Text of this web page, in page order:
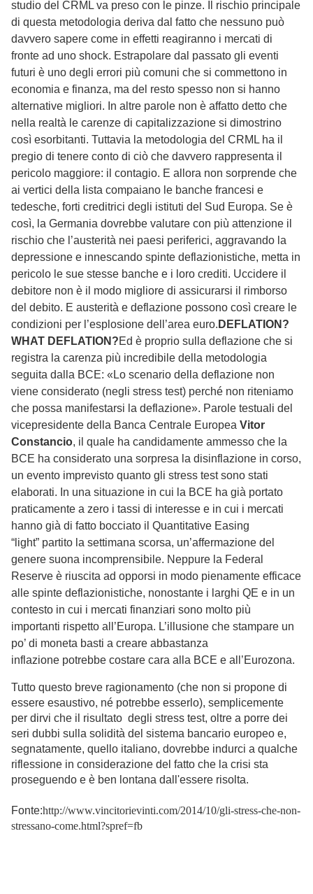
studio del CRML va preso con le pinze. Il rischio principale
di questa metodologia deriva dal fatto che nessuno può
davvero sapere come in effetti reagiranno i mercati di
fronte ad uno shock. Estrapolare dal passato gli eventi
futuri è uno degli errori più comuni che si commettono in
economia e finanza, ma del resto spesso non si hanno
alternative migliori. In altre parole non è affatto detto che
nella realtà le carenze di capitalizzazione si dimostrino
così esorbitanti. Tuttavia la metodologia del CRML ha il
pregio di tenere conto di ciò che davvero rappresenta il
pericolo maggiore: il contagio. E allora non sorprende che
ai vertici della lista compaiano le banche francesi e
tedesche, forti creditrici degli istituti del Sud Europa. Se è
così, la Germania dovrebbe valutare con più attenzione il
rischio che l’austerità nei paesi periferici, aggravando la
depressione e innescando spinte deflazionistiche, metta in
pericolo le sue stesse banche e i loro crediti. Uccidere il
debitore non è il modo migliore di assicurarsi il rimborso
del debito. E austerità e deflazione possono così creare le
condizioni per l’esplosione dell’area euro. DEFLATION?
WHAT DEFLATION?Ed è proprio sulla deflazione che si
registra la carenza più incredibile della metodologia
seguita dalla BCE: «Lo scenario della deflazione non
viene considerato (negli stress test) perché non riteniamo
che possa manifestarsi la deflazione». Parole testuali del
vicepresidente della Banca Centrale Europea Vitor
Constancio, il quale ha candidamente ammesso che la
BCE ha considerato una sorpresa la disinflazione in corso,
un evento imprevisto quanto gli stress test sono stati
elaborati. In una situazione in cui la BCE ha già portato
praticamente a zero i tassi di interesse e in cui i mercati
hanno già di fatto bocciato il Quantitative Easing
“light” partito la settimana scorsa, un’affermazione del
genere suona incomprensibile. Neppure la Federal
Reserve è riuscita ad opporsi in modo pienamente efficace
alle spinte deflazionistiche, nonostante i larghi QE e in un
contesto in cui i mercati finanziari sono molto più
importanti rispetto all’Europa. L’illusione che stampare un
po’ di moneta basti a creare abbastanza
inflazione potrebbe costare cara alla BCE e all’Eurozona.
Tutto questo breve ragionamento (che non si propone di
essere esaustivo, né potrebbe esserlo), semplicemente
per dirvi che il risultato degli stress test, oltre a porre dei
seri dubbi sulla solidità del sistema bancario europeo e,
segnatamente, quello italiano, dovrebbe indurci a qualche
riflessione in considerazione del fatto che la crisi sta
proseguendo e è ben lontana dall'essere risolta.
Fonte:http://www.vincitorievinti.com/2014/10/gli-stress-che-non-
stressano-come.html?spref=fb